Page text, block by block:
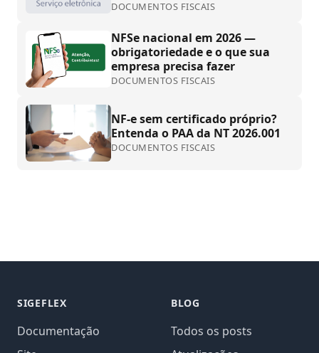
DOCUMENTOS FISCAIS
NFSe nacional em 2026 —
obrigatoriedade e o que sua
empresa precisa fazer
DOCUMENTOS FISCAIS
NF-e sem certificado próprio?
Entenda o PAA da NT 2026.001
DOCUMENTOS FISCAIS
SIGEFLEX
Documentação
BLOG
Todos os posts